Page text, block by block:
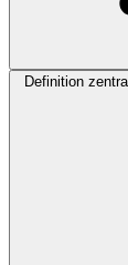
Definition